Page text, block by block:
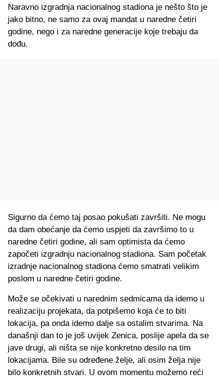
Naravno izgradnja nacionalnog stadiona je nešto što je
jako bitno, ne samo za ovaj mandat u naredne četiri
godine, nego i za naredne generacije koje trebaju da
dođu.
Sigurno da ćemo taj posao pokušati završiti. Ne mogu
da dam obećanje da ćemo uspjeti da završimo to u
naredne četiri godine, ali sam optimista da ćemo
započeti izgradnju nacionalnog stadiona. Sam početak
izradnje nacionalnog stadiona ćemo smatrati velikim
poslom u naredne četiri godine.
Može se očekivati u narednim sedmicama da idemo u
realizaciju projekata, da potpišemo koja će to biti
lokacija, pa onda idemo dalje sa ostalim stvarima. Na
današnji dan to je još uvijek Zenica, poslije apela da se
jave drugi, ali ništa se nije konkretno desilo na tim
lokacijama. Bile su određene želje, ali osim želja nije
bilo konkretnih stvari. U ovom momentu možemo reći